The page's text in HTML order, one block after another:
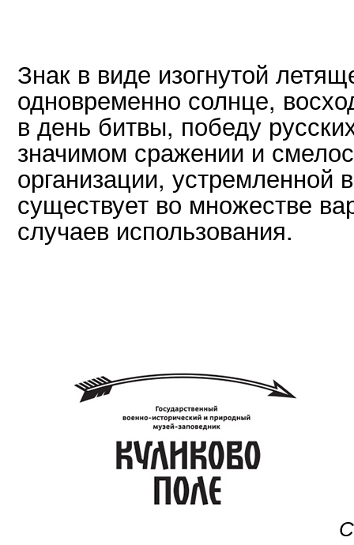
Знак в виде изогнутой
одновременно солнце,
в день битвы, победу
значимом сражении и
организации, устремленной
существует во множестве
случаев использования.